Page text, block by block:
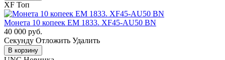
XF Топ
Монета 10 копеек ЕМ 1833. XF45-AU50 BN
40 000 руб.
Cекунду Отложить Удалить
В корзину